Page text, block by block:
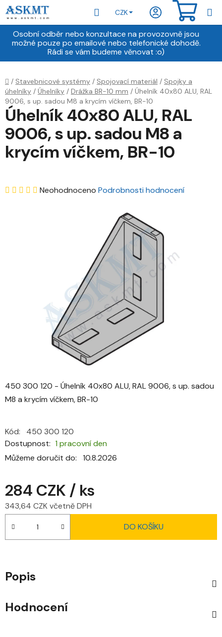
Přejít
na
obsah
Osobní odběr nebo konzultace na provozovně jsou
možné pouze po emailové nebo telefonické dohodě.
Rádi se vám budeme věnovat :o)
Hledat
CZK
Domů
/ Stavebnicové systémy / Spojovací materiál / Spojky a
úhelníky / Úhelníky / Drážka BR-10 mm / Úhelník 40x80 ALU, RAL
9006, s up. sadou M8 a krycím víčkem, BR-10
450 300 120 - Úhelník 40x80 ALU, RAL 9006, s up. sadou
M8 a krycím víčkem, BR-10
Dostupnost
1 pracovní den
Můžeme doručit do:
10.8.2026
Kód: 450 300 120
284 CZK / ks
343,64 CZK včetně DPH
DO KOŠÍKU
Úhelník 40x80 ALU, RAL
9006, s up. sadou M8 a
krycím víčkem, BR-10
Průměrné
hvězdiček.
Neohodnoceno Podrobnosti hodnocení
Popis
Hodnocení